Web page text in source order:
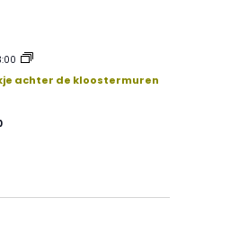
achter de kloostermuren